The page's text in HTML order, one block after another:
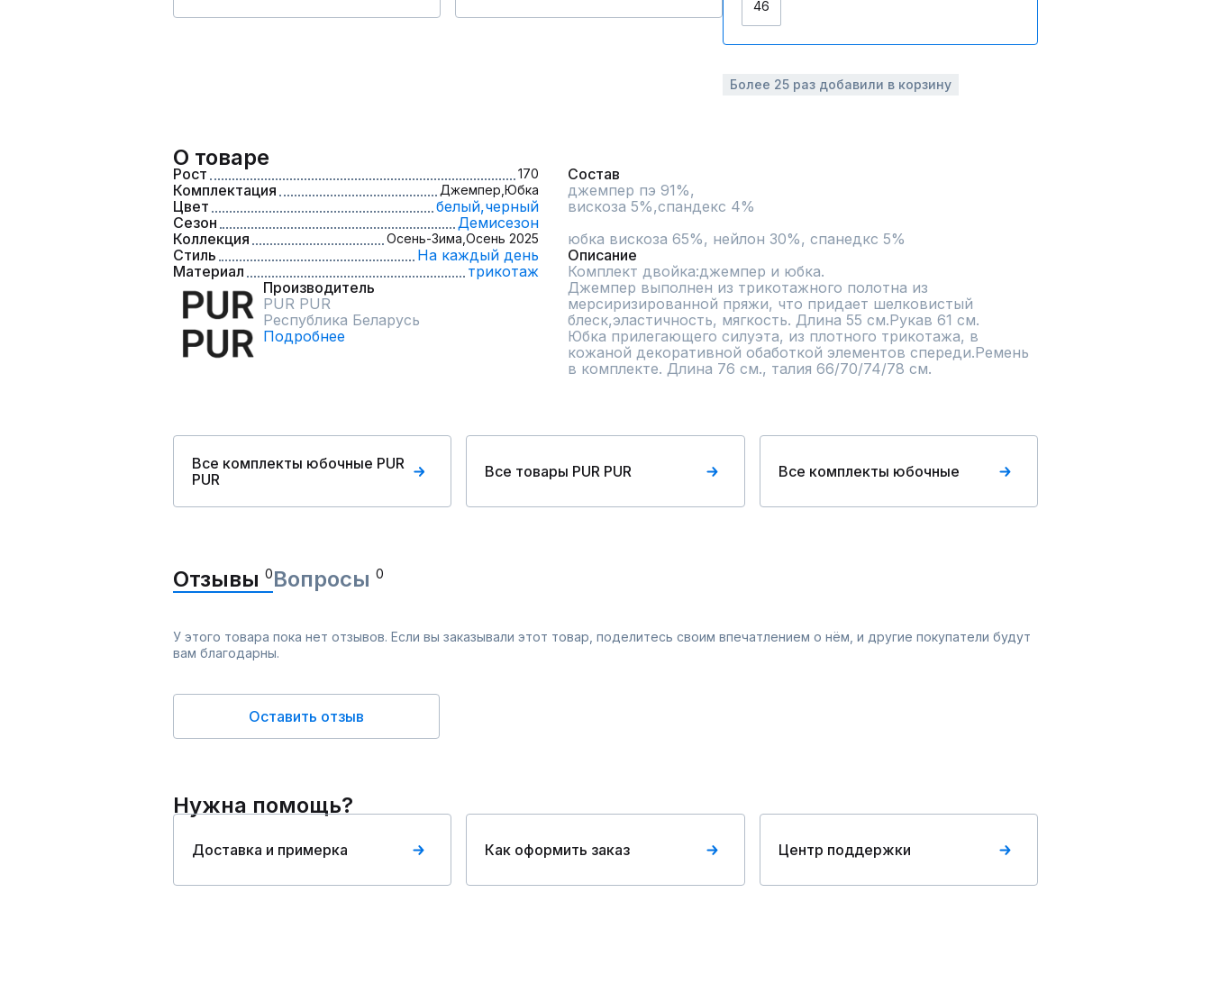
46
Более 25 раз добавили в корзину
О товаре
Рост 170
Комплектация Джемпер, Юбка
Цвет белый,черный
Сезон
Демисезон
Коллекция
Осень-Зима, Осень 2025
Стиль
На каждый день
Материал
трикотаж
Производитель
PUR PUR
Республика Беларусь
Подробнее
Состав
джемпер пэ 91%,
вискоза 5%,спандекс 4%
юбка вискоза 65%, нейлон 30%, спанедкс 5%
Описание
Комплект двойка:джемпер и юбка.
Джемпер выполнен из трикотажного полотна из
мерсиризированной пряжи, что придает шелковистый
блеск,эластичность, мягкость. Длина 55 см.Рукав 61 см.
Юбка прилегающего силуэта, из плотного трикотажа, в
кожаной декоративной обаботкой элементов спереди.Ремень
в комплекте. Длина 76 см., талия 66/70/74/78 см.
Все комплекты юбочные PUR
PUR
Все товары PUR PUR Все комплекты юбочные
Отзывы 0Вопросы 0
У этого товара пока нет отзывов. Если вы заказывали этот товар, поделитесь своим впечатлением о нём, и другие покупатели будут
вам благодарны.
Оставить отзыв
Нужна помощь?
Доставка и примерка Как оформить заказ Центр поддержки